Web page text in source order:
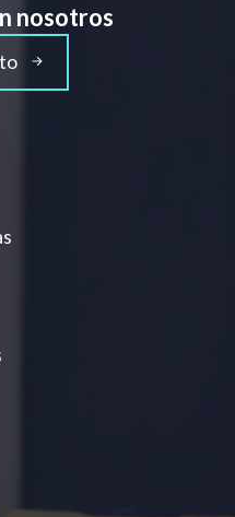
nosotros